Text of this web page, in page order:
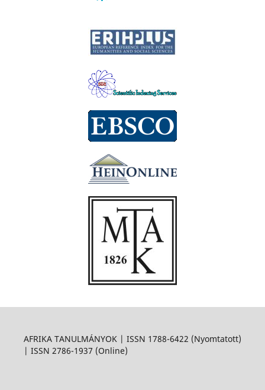
AFRIKA TANULMÁNYOK | ISSN 1788-6422 (Nyomtatott)
| ISSN 2786-1937 (Online)